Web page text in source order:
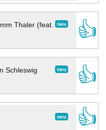
neu
Thaler (feat.
👍
neu
Schleswig
👍
neu
👍